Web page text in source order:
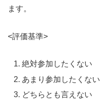
ます。
<評価基準>
絶対参加したくない
あまり参加したくない
どちらとも言えない